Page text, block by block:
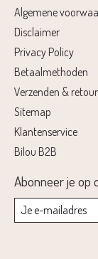
Algemene
Disclaimer
Privacy Policy
Betaalmethoden
Verzenden &
Sitemap
Klantenservice
Bilou B2B
Abonneer je op